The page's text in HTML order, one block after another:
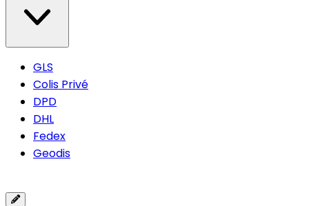
GLS
Colis Privé
DPD
DHL
Fedex
Geodis